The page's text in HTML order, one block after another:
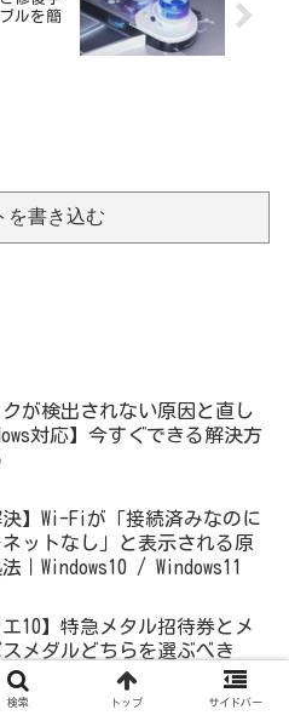
ルを簡
を書き込む
クが検出されない原因と直し
対応】今すぐできる解決方
決】Wi-Fiが「接続済みなのに
ットなし」と表示される原
｜Windows10 / Windows11
エ10】特急メタル招待券とメ
メダルどちらを選ぶべき
検索 トップ サイドバー